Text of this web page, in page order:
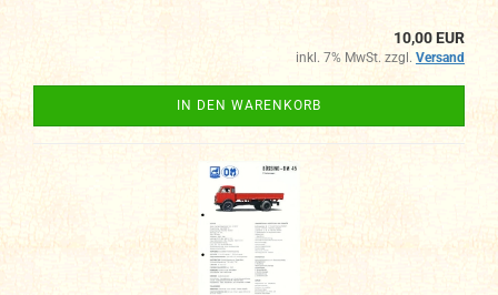
10,00 EUR
inkl. 7% MwSt. zzgl. Versand
IN DEN WARENKORB